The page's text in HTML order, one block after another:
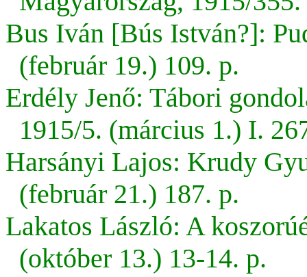
Bus Iván [Bús István?]:
(február 19.) 109. p.
Erdély Jenő: Tábori
1915/5. (március 1.) I.
Harsányi Lajos: Krudy
(február 21.) 187. p.
Lakatos László: A
(október 13.) 13-14. p.